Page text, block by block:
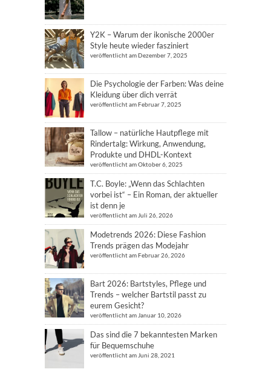
Y2K – Warum der ikonische 2000er
Style heute wieder fasziniert
veröffentlicht am Dezember 7, 2025
Die Psychologie der Farben: Was deine
Kleidung über dich verrät
veröffentlicht am Februar 7, 2025
Tallow – natürliche Hautpflege mit
Rindertalg: Wirkung, Anwendung,
Produkte und DHDL-Kontext
veröffentlicht am Oktober 6, 2025
T.C. Boyle: „Wenn das Schlachten
vorbei ist“ – Ein Roman, der aktueller
ist denn je
veröffentlicht am Juli 26, 2026
Modetrends 2026: Diese Fashion
Trends prägen das Modejahr
veröffentlicht am Februar 26, 2026
Bart 2026: Bartstyles, Pflege und
Trends – welcher Bartstil passt zu
eurem Gesicht?
veröffentlicht am Januar 10, 2026
Das sind die 7 bekanntesten Marken
für Bequemschuhe
veröffentlicht am Juni 28, 2021